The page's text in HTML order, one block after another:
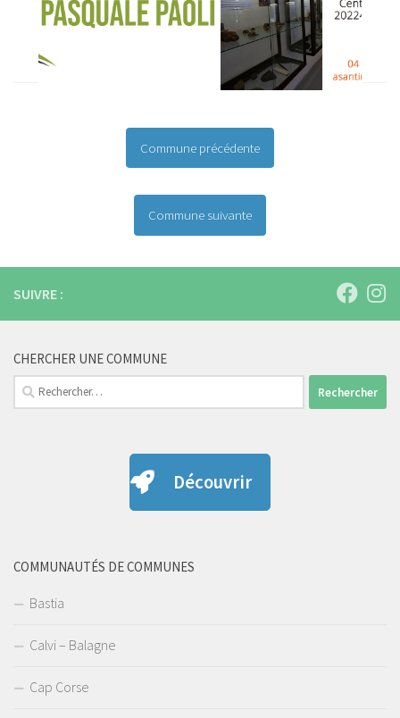
Commune précédente
Commune suivante
SUIVRE :
CHERCHER UNE COMMUNE
Rechercher :
Découvrir
COMMUNAUTÉS DE COMMUNES
Bastia
Calvi – Balagne
Cap Corse